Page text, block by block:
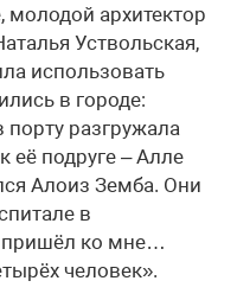
молодой архитектор
Уствольская,
использовать
в городе:
разгружала
её подруге – Алле
Алоиз Земба. Они
в
ко мне…
человек».